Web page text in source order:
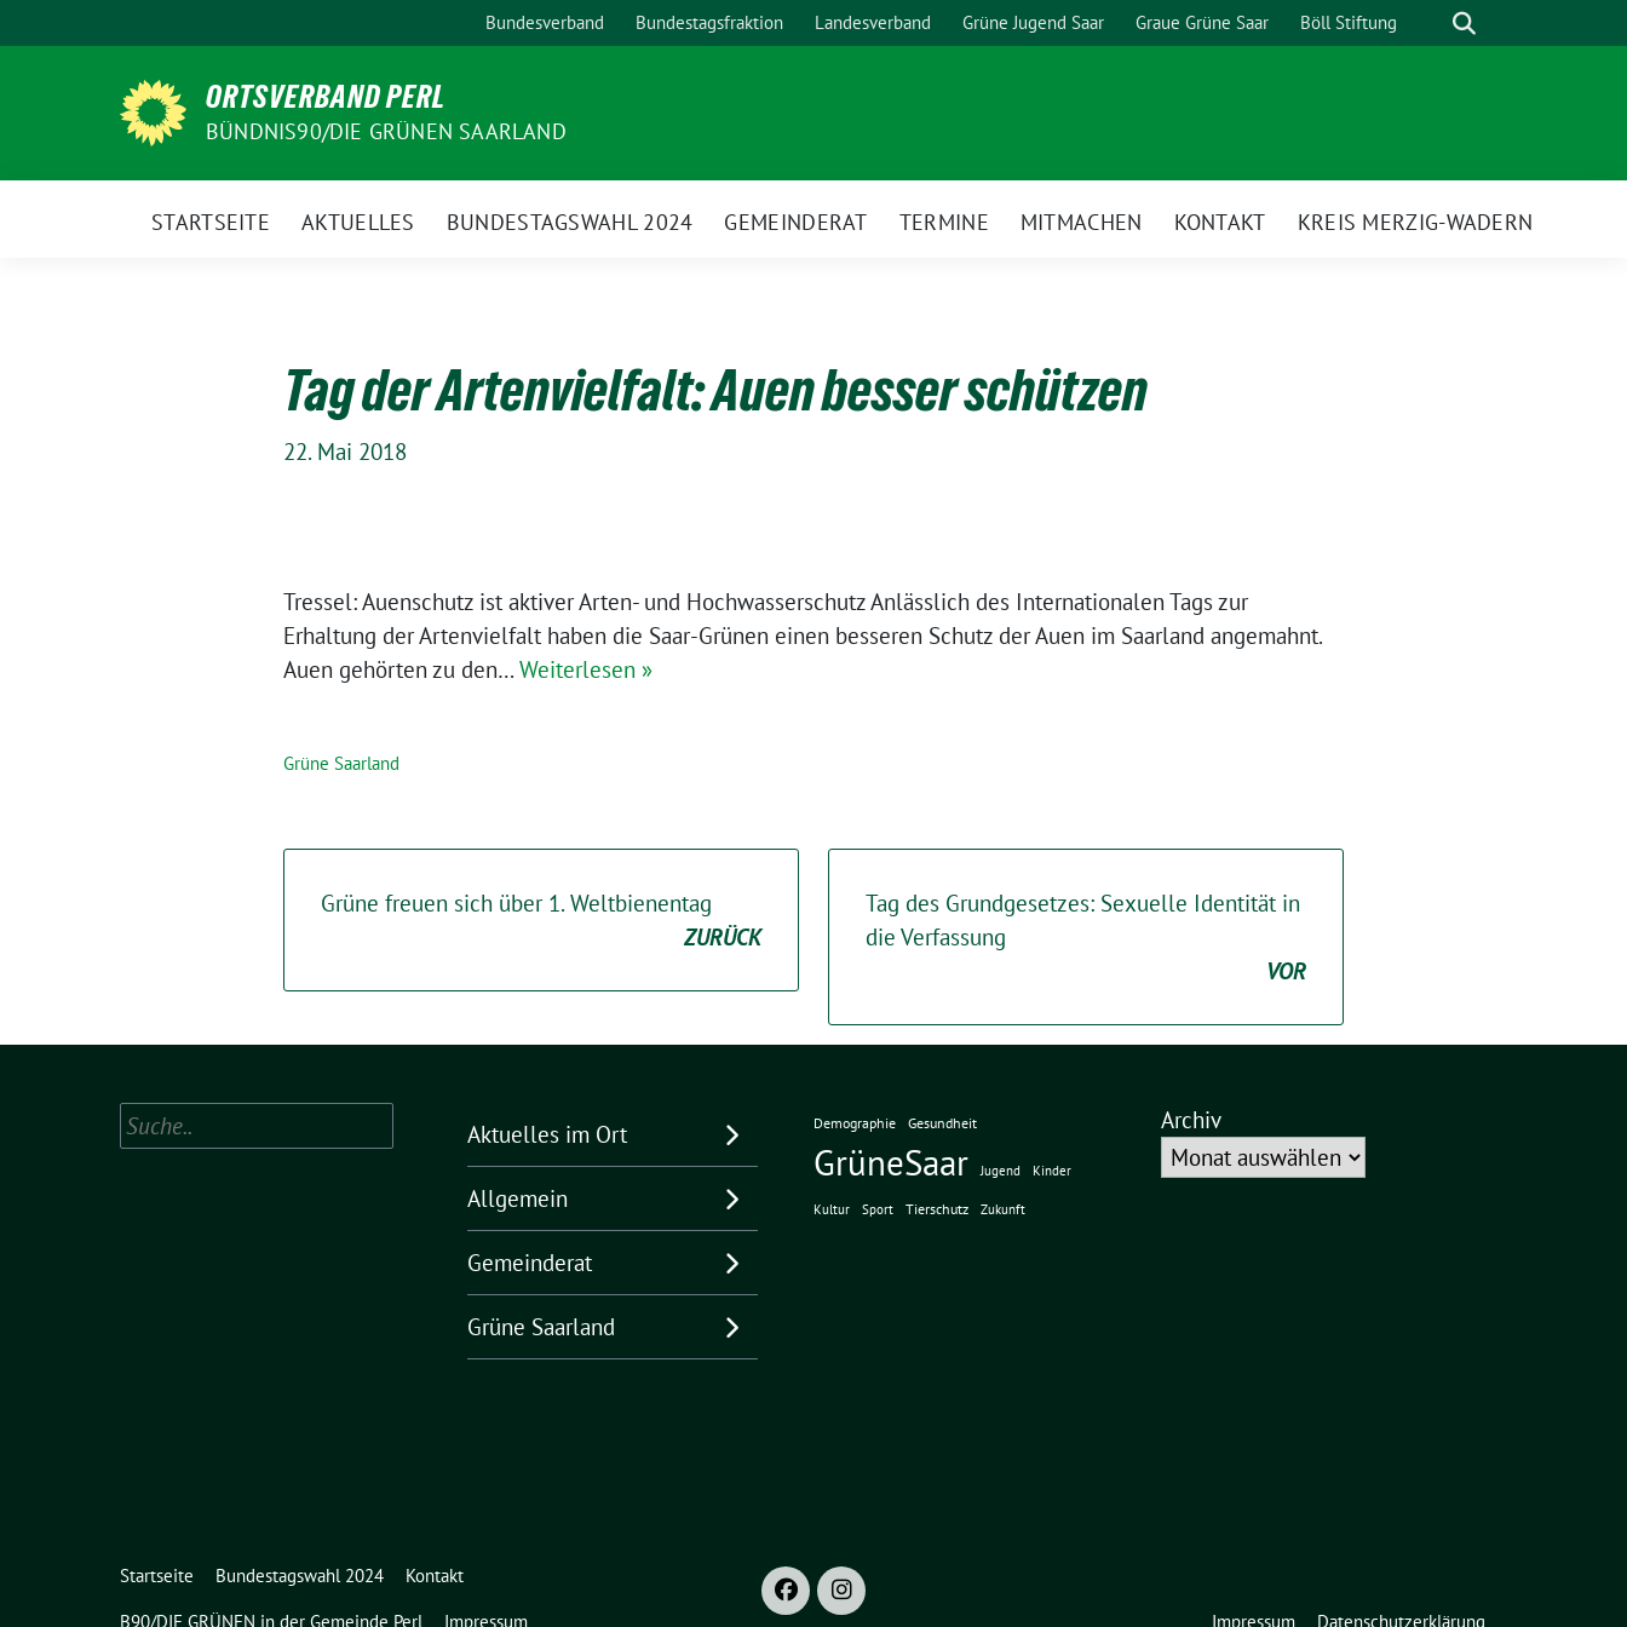
zum
Bundesverband Bundestagsfraktion Landesverband Grüne Jugend Saar Graue Grüne Saar Böll Stiftung Suche
ORTSVERBAND PERL
BÜNDNIS90/DIE GRÜNEN SAARLAND
STARTSEITE AKTUELLES BUNDESTAGSWAHL 2024 GEMEINDERAT TERMINE MITMACHEN KONTAKT KREIS MERZIG-WADERN
Tag der Artenvielfalt: Auen besser schützen
22. Mai 2018
Tressel: Auenschutz ist aktiver Arten- und Hochwasserschutz Anlässlich des Internationalen Tags zur
Erhaltung der Artenvielfalt haben die Saar-Grünen einen besseren Schutz der Auen im Saarland angemahnt.
Auen gehörten zu den… Weiterlesen »
Grüne Saarland
Grüne freuen sich über 1. Weltbienentag
ZURÜCK
Tag des Grundgesetzes: Sexuelle Identität in
die Verfassung
VOR
Suchen
Aktuelles im Ort
Allgemein
Gemeinderat
Grüne Saarland
Demographie Gesundheit
GrüneSaar Jugend Kinder
Kultur Sport Tierschutz Zukunft
Archiv
Startseite Bundestagswahl 2024
Kontakt
B90/DIE GRÜNEN in der Gemeinde Perl
Impressum Impressum Datenschutzerklärung